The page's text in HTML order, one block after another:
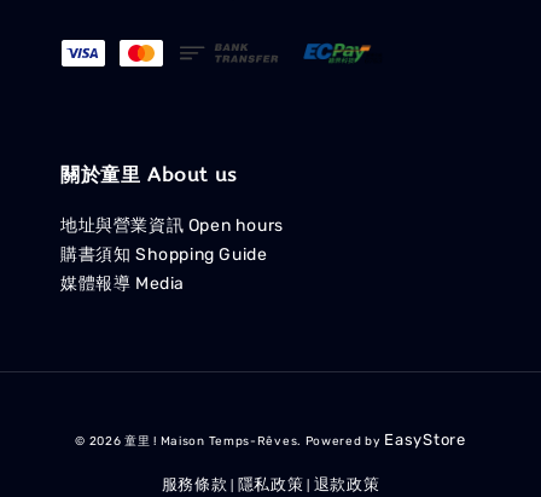
關於童里 About us
地址與營業資訊 Open hours
購書須知 Shopping Guide
媒體報導 Media
© 2026 童里 ! Maison Temps-Rêves. Powered by EasyStore
服務條款 隱私政策 退款政策